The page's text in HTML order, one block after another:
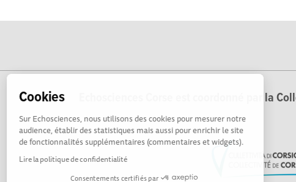
Cookies
Sur Echosciences, nous utilisons des cookies pour mesurer notre
audience, établir des statistiques mais aussi pour enrichir le site
de fonctionnalités supplémentaires (commentaires et widgets).
Lire la politique de confidentialité
Consentements certifiés par
Echosciences Corse est coordonné par la